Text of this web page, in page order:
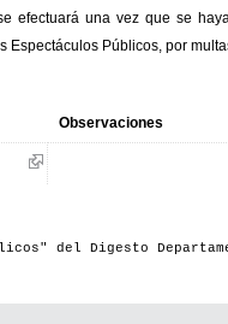
efectuará una vez que se
Públicos, por
Observaciones
del Digesto